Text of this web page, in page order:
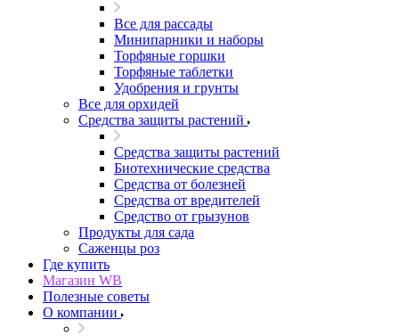
Все для рассады
Минипарники и наборы
Торфяные горшки
Торфяные таблетки
Удобрения и грунты
Все для орхидей
Средства защиты растений
Средства защиты растений
Биотехнические средства
Средства от болезней
Средства от вредителей
Средство от грызунов
Продукты для сада
Саженцы роз
Где купить
Магазин WB
Полезные советы
О компании